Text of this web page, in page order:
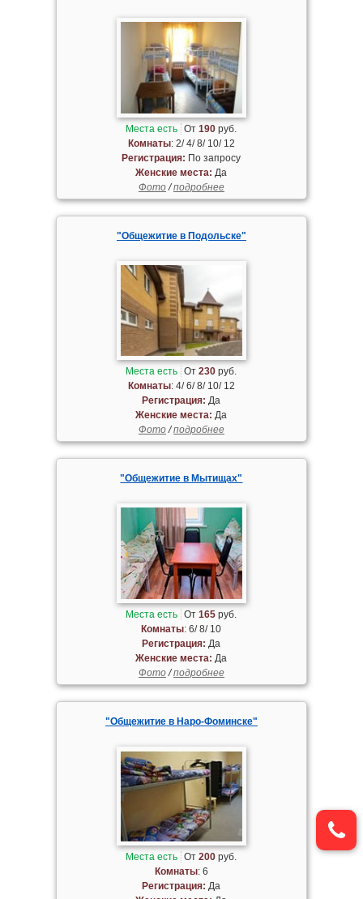
Места есть От190 руб.
Комнаты: 2/ 4/ 8/ 10/ 12
Регистрация: По запросу
Женские места: Да
Фото/подробнее
"Общежитие в Подольске"
Места есть От230 руб.
Комнаты: 4/ 6/ 8/ 10/ 12
Регистрация: Да
Женские места: Да
Фото/подробнее
"Общежитие в Мытищах"
Места есть От165 руб.
Комнаты: 6/ 8/ 10
Регистрация: Да
Женские места: Да
Фото/подробнее
"Общежитие в Наро-Фоминске"
Места есть От200 руб.
Комнаты: 6
Регистрация: Да